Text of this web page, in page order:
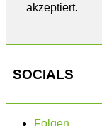
akzeptiert.
SOCIALS